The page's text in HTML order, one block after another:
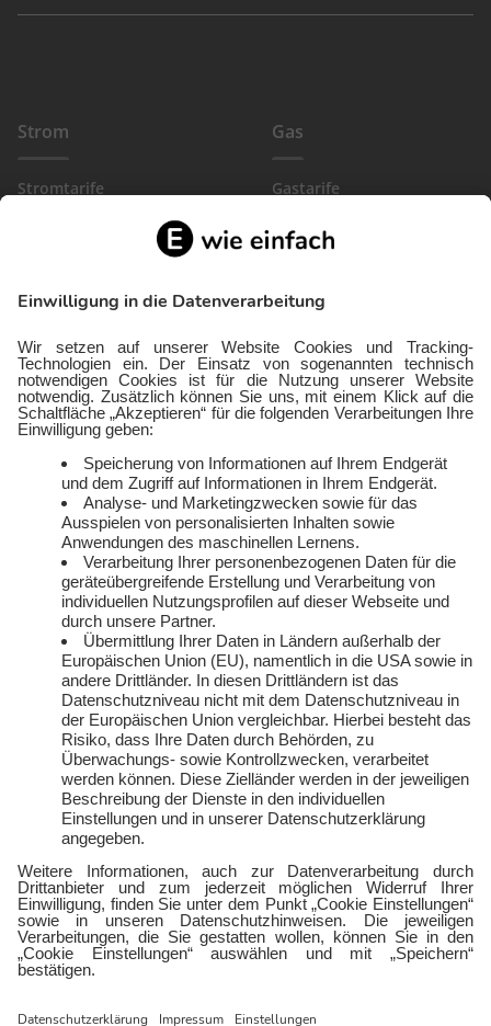
Strom
Stromtarife
Wärmestrom
Gewerbestrom
FlexTarif Strom
Gas
Gastarife
Gewerbegas
Service
Freund:innen werben
Kündigen
Widerruf
Vertriebspartner:in
werden
Zählerlotto
Balkonkraftwerke mit
Über uns
Auszeichnungen
Presse und Downloads
Jobs
Kontakt
E-Sports
E WIE EINFACH
Geschäftskunden
Gewerbestrom
Gewerbegas